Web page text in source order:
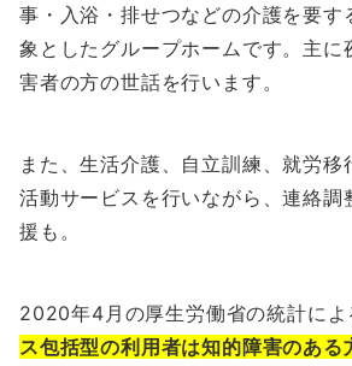
事・入浴・排せつなどの介護を要す
象としたグループホームです。主に
害者の方の世話を行います。
また、生活介護、自立訓練、就労移
活動サービスを行いながら、連絡調
援も。
2020年4月の厚生労働省の統計によ
ス包括型の利用者は知的障害のある